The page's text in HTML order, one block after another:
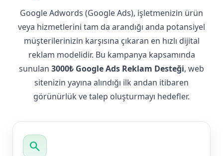
Google Adwords (Google Ads), işletmenizin ürün
veya hizmetlerini tam da arandığı anda potansiyel
müşterilerinizin karşısına çıkaran en hızlı dijital
reklam modelidir. Bu kampanya kapsamında
sunulan 3000₺ Google Ads Reklam Desteği, web
sitenizin yayına alındığı ilk andan itibaren
görünürlük ve talep oluşturmayı hedefler.
search